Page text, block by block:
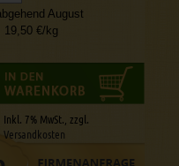
August
19,50 €/kg
Inkl. 7% MwSt., zzgl.
Versandkosten